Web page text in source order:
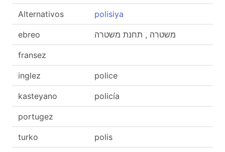
Alternativos polisiya
ebreo משטרה , תחנת משטרה
fransez
inglez police
kasteyano policía
portugez
turko polis